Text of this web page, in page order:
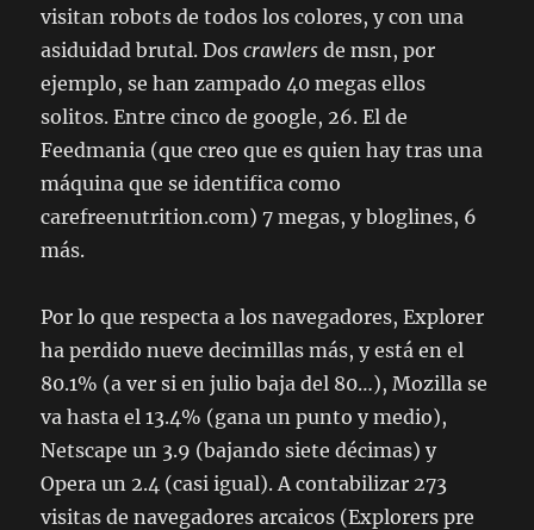
visitan robots de todos los colores, y con una
asiduidad brutal. Doscrawlers de msn, por
ejemplo, se han zampado 40 megas ellos
solitos. Entre cinco de google, 26. El de
Feedmania (que creo que es quien hay tras una
máquina que se identifica como
carefreenutrition.com) 7 megas, y bloglines, 6
más.
Por lo que respecta a los navegadores, Explorer
ha perdido nueve decimillas más, y está en el
80.1% (a ver si en julio baja del 80…), Mozilla se
va hasta el 13.4% (gana un punto y medio),
Netscape un 3.9 (bajando siete décimas) y
Opera un 2.4 (casi igual). A contabilizar 273
visitas de navegadores arcaicos (Explorers pre